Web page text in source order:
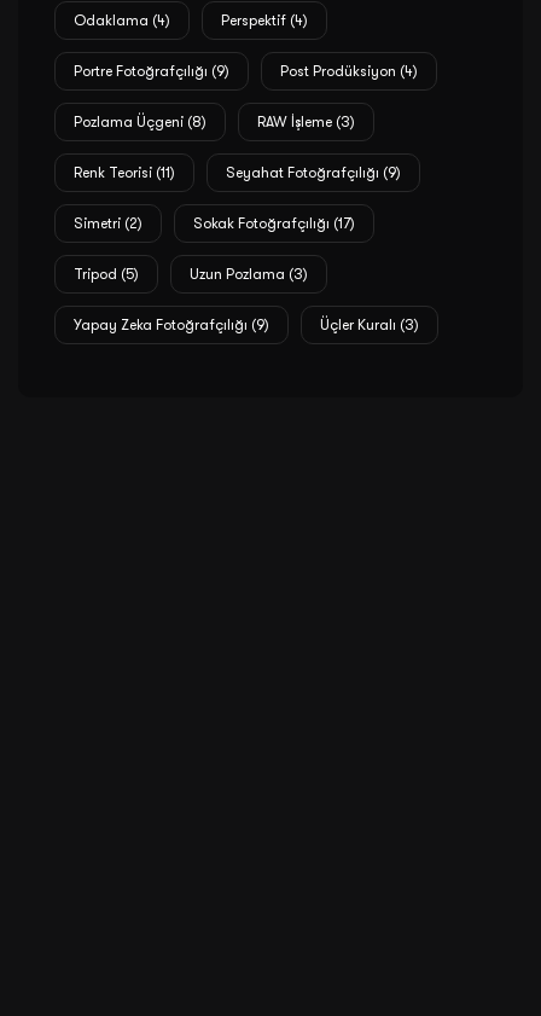
Odaklama (4) Perspektif (4)
Portre Fotoğrafçılığı (9) Post Prodüksiyon (4)
Pozlama Üçgeni (8) RAW İşleme (3)
Renk Teorisi (11) Seyahat Fotoğrafçılığı (9)
Simetri (2) Sokak Fotoğrafçılığı (17)
Tripod (5) Uzun Pozlama (3)
Yapay Zeka Fotoğrafçılığı (9) Üçler Kuralı (3)